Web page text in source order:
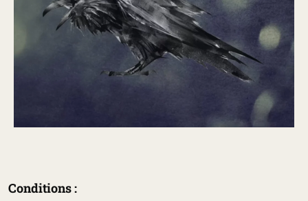
Conditions :